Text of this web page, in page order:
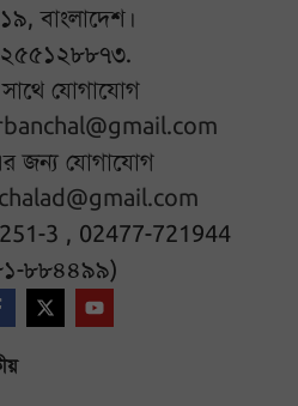
বাংলাদেশ।
যোগাযোগ
জন্য যোগাযোগ
3 , 02477-721944
৮৮৪৪৯৯)